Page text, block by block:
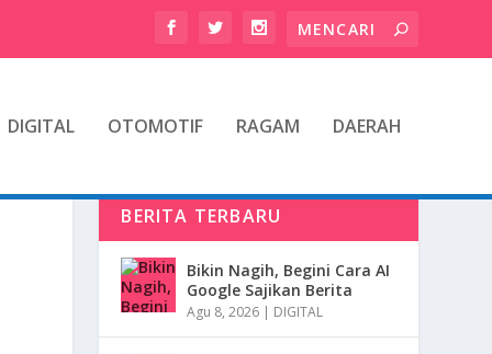
DIGITAL OTOMOTIF RAGAM DAERAH
BERITA TERBARU
Bikin Nagih, Begini Cara AI
Google Sajikan Berita
Agu 8, 2026 | DIGITAL